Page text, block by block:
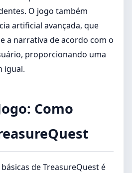
O jogo também
artificial avançada, que
a narrativa de acordo com o
proporcionando uma
igual.
Como
de TreasureQuest é